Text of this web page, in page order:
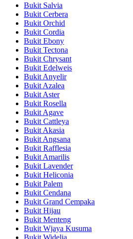
Bukit Salvia
Bukit Cerbera
Bukit Orchid
Bukit Cordia
Bukit Ebony
Bukit Tectona
Bukit Chrysant
Bukit Edelweis
Bukit Anyelir
Bukit Azalea
Bukit Aster
Bukit Rosella
Bukit Agave
Bukit Cattleya
Bukit Akasia
Bukit Angsana
Bukit Rafflesia
Bukit Amarilis
Bukit Lavender
Bukit Heliconia
Bukit Palem
Bukit Cendana
Bukit Grand Cempaka
Bukit Hijau
Bukit Menteng
Bukit Wjaya Kusuma
Bukit Widelia